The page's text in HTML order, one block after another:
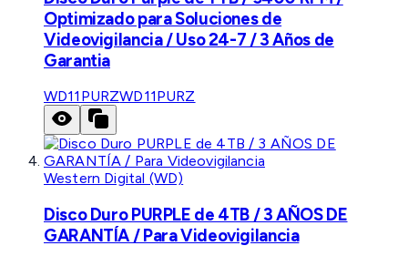
Optimizado para Soluciones de
Videovigilancia / Uso 24-7 / 3 Años de
Garantia
WD11PURZWD11PURZ
Western Digital (WD)
Disco Duro PURPLE de 4TB / 3 AÑOS DE
GARANTÍA / Para Videovigilancia